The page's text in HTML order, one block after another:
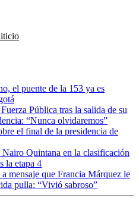
el puente de la 153 ya es
Pública tras la salida de su
“Nunca olvidaremos”
el final de la presidencia de
Quintana en la clasificación
la etapa 4
mensaje que Francia Márquez le
pulla: “Vivió sabroso”